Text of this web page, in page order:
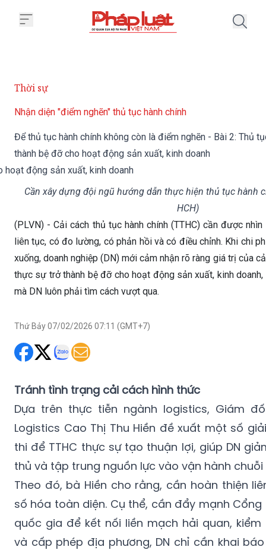
Thời sự
Nhận diện "điểm nghẽn" thủ tục hành chính
Để thủ tục hành chính không còn là điểm nghẽn - Bài 2: Thủ
thành bệ đỡ cho hoạt động sản xuất, kinh doanh
Cần xây dựng đội ngũ hướng dẫn thực hiện thủ tục hành
HCH)
(PLVN) - Cải cách thủ tục hành chính (TTHC) cần được
liên tục, có đo lường, có phản hồi và có điều chỉnh. Khi chi
xuống, doanh nghiệp (DN) mới cảm nhận rõ ràng giá trị của
thực sự trở thành bệ đỡ cho hoạt động sản xuất, kinh doanh,
mà DN luôn phải tìm cách vượt qua.
Thứ Bảy 07/02/2026 07:11 (GMT+7)
Tránh tình trạng cải cách hình thức
Dựa trên thực tiễn ngành logistics, Giám
Logistics Cao Thị Thu Hiền đề xuất một số
thi để TTHC thực sự tạo thuận lợi, giúp DN
thủ và tập trung nguồn lực vào vận hành chuỗi
Theo đó, bà Hiền cho rằng, cần hoàn thiện
số hóa toàn diện. Cụ thể, cần đẩy mạnh
quốc gia để kết nối liền mạch hải quan,
và cấp phép địa phương, DN chỉ cần khai